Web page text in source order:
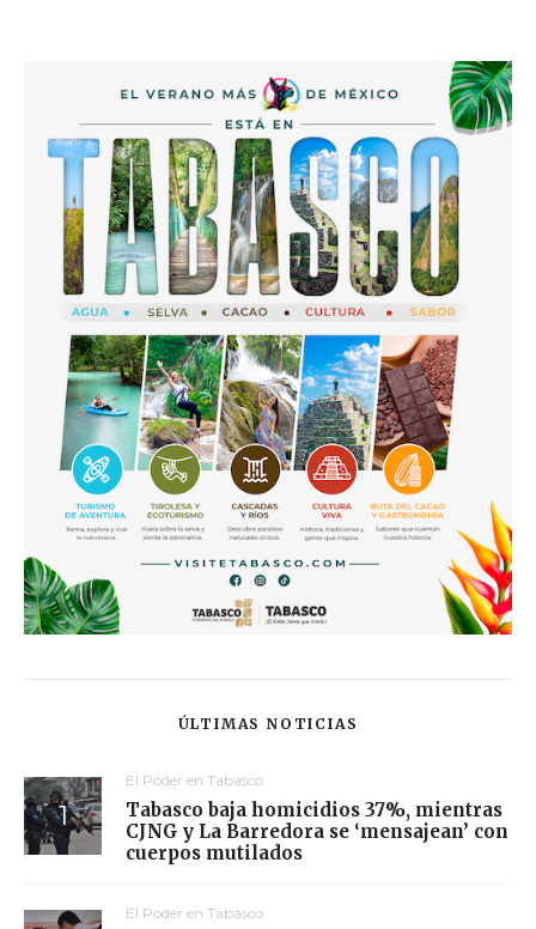
ÚLTIMAS NOTICIAS
El Poder en Tabasco
Tabasco baja homicidios 37%, mientras
CJNG y La Barredora se ‘mensajean’ con
cuerpos mutilados
El Poder en Tabasco